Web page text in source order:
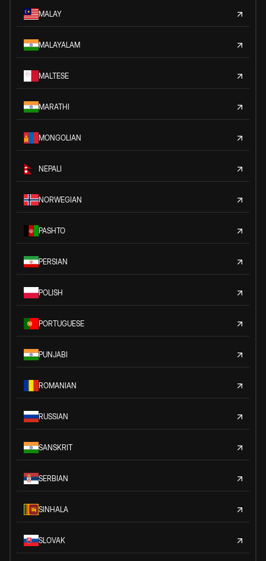
MALAY
MALAYALAM
MALTESE
MARATHI
MONGOLIAN
NEPALI
NORWEGIAN
PASHTO
PERSIAN
POLISH
PORTUGUESE
PUNJABI
ROMANIAN
RUSSIAN
SANSKRIT
SERBIAN
SINHALA
SLOVAK